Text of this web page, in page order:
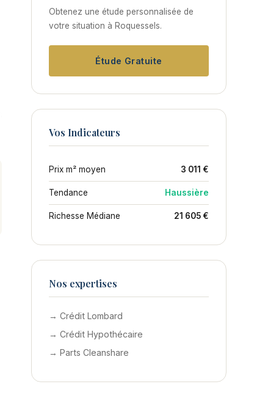
Obtenez une étude personnalisée de
votre situation à Roquessels.
Étude Gratuite
Vos Indicateurs
Prix m² moyen 3 011 €
Tendance Haussière
Richesse Médiane 21 605 €
Nos expertises
→ Crédit Lombard
→ Crédit Hypothécaire
→ Parts Cleanshare